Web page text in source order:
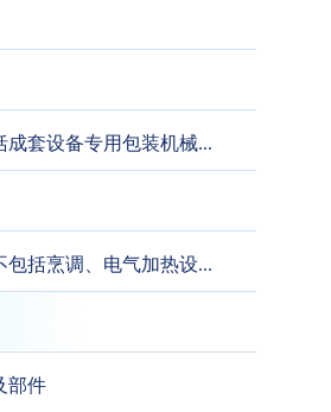
成套设备专用包装机械...
包括烹调、电气加热设...
部件